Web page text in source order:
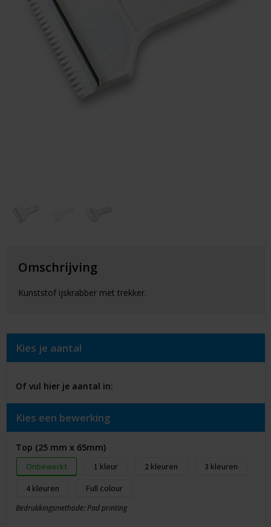
Huis & Lifestyle
Outdoor & Vrije Tijd
Auto & Veiligheid
Omschrijving
Kunststof ijskrabber met trekker.
Kies je aantal
Of vul hier je aantal in:
Kies een bewerking
Top (25 mm x 65mm)
Onbewerkt 1 2
3
4
Full colour
Bedrukkingsmethode: Pad printing